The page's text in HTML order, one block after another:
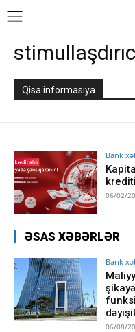
Qisa informasiya
Bank
06/02/
ƏSAS XƏBƏRLƏR
Bank
06/08/